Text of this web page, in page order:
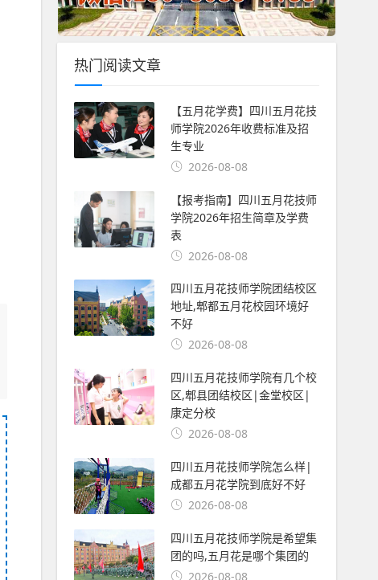
热门阅读文章
【五月花学费】四川五月花技
师学院2026年收费标准及招
生专业
2026-08-08
【报考指南】四川五月花技师
学院2026年招生简章及学费
表
2026-08-08
四川五月花技师学院团结校区
地址,郫都五月花校园环境好
不好
2026-08-08
四川五月花技师学院有几个校
区,郫县团结校区|金堂校区|
康定分校
2026-08-08
四川五月花技师学院怎么样|
成都五月花学院到底好不好
2026-08-08
四川五月花技师学院是希望集
团的吗,五月花是哪个集团的
2026-08-08